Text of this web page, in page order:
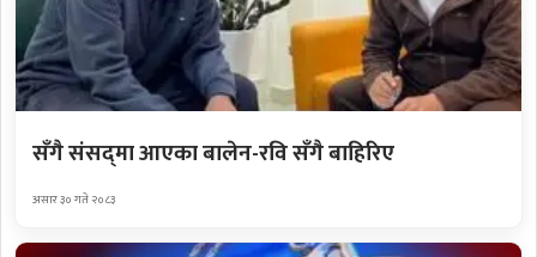
सँगै संसद्‌मा आएका बालेन-रवि सँगै बाहिरिए
असार ३० गते २०८३